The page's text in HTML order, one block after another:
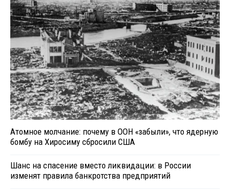
Атомное молчание: почему в ООН «забыли», что ядерную
бомбу на Хиросиму сбросили США
Шанс на спасение вместо ликвидации: в России
изменят правила банкротства предприятий